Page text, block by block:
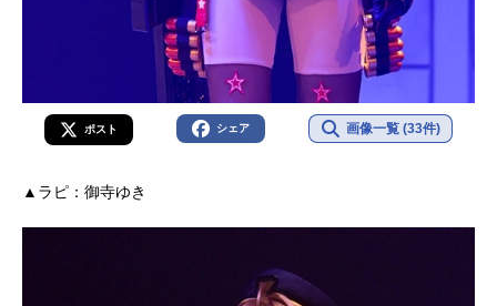
ポスト シェア 画像一覧 (33件)
▲ラピ：御寺ゆき